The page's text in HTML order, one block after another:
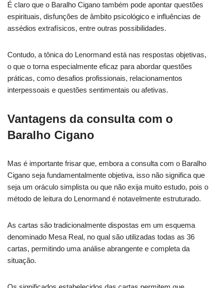
É claro que o Baralho Cigano também pode apontar questões
espirituais, disfunções de âmbito psicológico e influências de
assédios extrafísicos, entre outras possibilidades.
Contudo, a tônica do Lenormand está nas respostas objetivas,
o que o torna especialmente eficaz para abordar questões
práticas, como desafios profissionais, relacionamentos
interpessoais e questões sentimentais ou afetivas.
Vantagens da consulta com o
Baralho Cigano
Mas é importante frisar que, embora a consulta com o Baralho
Cigano seja fundamentalmente objetiva, isso não significa que
seja um oráculo simplista ou que não exija muito estudo, pois o
método de leitura do Lenormand é notavelmente estruturado.
As cartas são tradicionalmente dispostas em um esquema
denominado Mesa Real, no qual são utilizadas todas as 36
cartas, permitindo uma análise abrangente e completa da
situação.